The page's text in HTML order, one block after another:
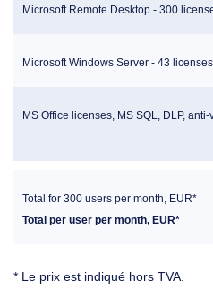
Microsoft Remote Desktop - 300
Microsoft Windows Server - 43 licenses
MS Office licenses, MS SQL, DLP, anti-
Total for 300 users per month, EUR*
Total per user per month, EUR*
* Le prix est indiqué hors TVA.